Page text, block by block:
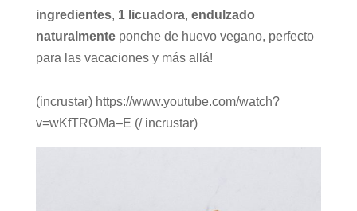
ingredientes, 1 licuadora, endulzado
naturalmenteponche de huevo vegano, perfecto
para las vacaciones y más allá!
(incrustar) https://www.youtube.com/watch?
v=wKfTROMa–E (/ incrustar)